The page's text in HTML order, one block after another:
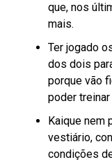
que, nos
mais.
Ter jogado
dos dois
porque vão
poder treinar
Kaique nem
vestiário,
condições